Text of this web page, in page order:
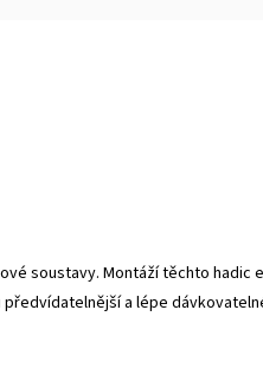
soustavy. Montáží těchto hadic
a lépe